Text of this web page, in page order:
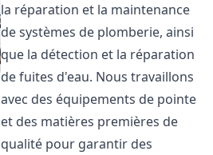
la réparation et la maintenance
de systèmes de plomberie, ainsi
que la détection et la réparation
de fuites d'eau. Nous travaillons
avec des équipements de pointe
et des matières premières de
qualité pour garantir des